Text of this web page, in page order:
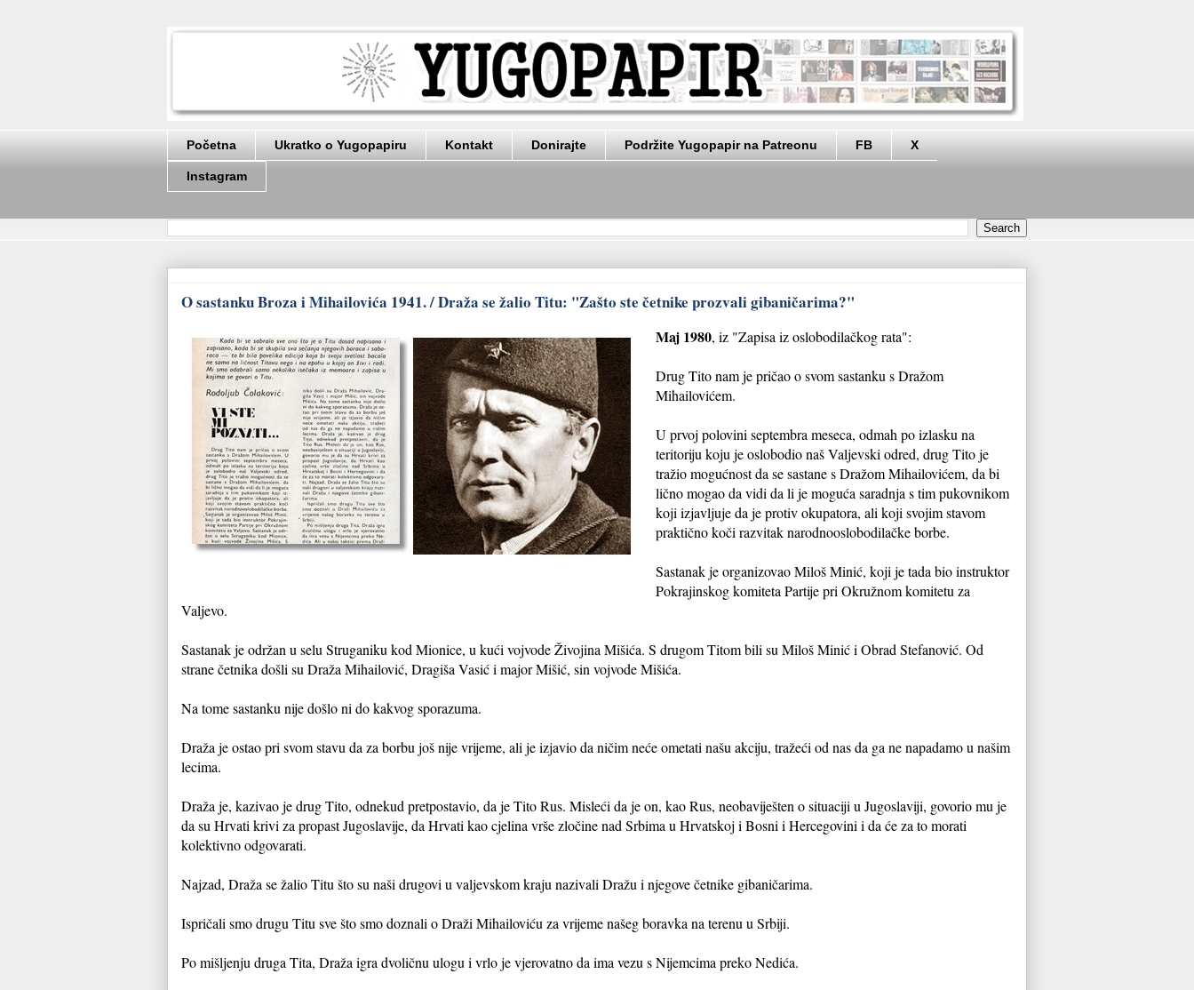
Početna Ukratko o Yugopapiru Kontakt Donirajte Podržite Yugopapir na Patreonu FB X
Instagram
O sastanku Broza i Mihailovića 1941. / Draža se žalio Titu: "Zašto ste četnike prozvali gibaničarima?"
Maj 1980, iz "Zapisa iz oslobodilačkog rata":
Drug Tito nam je pričao o svom sastanku s Dražom
Mihailovićem.
U prvoj polovini septembra meseca, odmah po izlasku na
teritoriju koju je oslobodio naš Valjevski odred, drug Tito je
tražio mogućnost da se sastane s Dražom Mihailovićem, da bi
lično mogao da vidi da li je moguća saradnja s tim pukovnikom
koji izjavljuje da je protiv okupatora, ali koji svojim stavom
praktično koči razvitak narodnooslobodilačke borbe.
Sastanak je organizovao Miloš Minić, koji je tada bio instruktor
Pokrajinskog komiteta Partije pri Okružnom komitetu za
Valjevo.
Sastanak je održan u selu Struganiku kod Mionice, u kući vojvode Živojina Mišića. S drugom Titom bili su Miloš Minić i Obrad Stefanović. Od
strane četnika došli su Draža Mihailović, Dragiša Vasić i major Mišić, sin vojvode Mišića.
Na tome sastanku nije došlo ni do kakvog sporazuma.
Draža je ostao pri svom stavu da za borbu još nije vrijeme, ali je izjavio da ničim neće ometati našu akciju, tražeći od nas da ga ne napadamo u našim
lecima.
Draža je, kazivao je drug Tito, odnekud pretpostavio, da je Tito Rus. Misleći da je on, kao Rus, neobaviješten o situaciji u Jugoslaviji, govorio mu je
da su Hrvati krivi za propast Jugoslavije, da Hrvati kao cjelina vrše zločine nad Srbima u Hrvatskoj i Bosni i Hercegovini i da će za to morati
kolektivno odgovarati.
Najzad, Draža se žalio Titu što su naši drugovi u valjevskom kraju nazivali Dražu i njegove četnike gibaničarima.
Ispričali smo drugu Titu sve što smo doznali o Draži Mihailoviću za vrijeme našeg boravka na terenu u Srbiji.
Po mišljenju druga Tita, Draža igra dvoličnu ulogu i vrlo je vjerovatno da ima vezu s Nijemcima preko Nedića.